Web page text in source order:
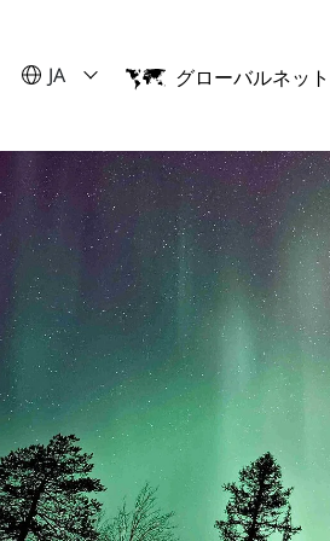
Suche言語を選択してください
JA
English
グローバルネッ